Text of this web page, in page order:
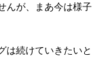
んが、まあ今は様子
は続けていきたいと